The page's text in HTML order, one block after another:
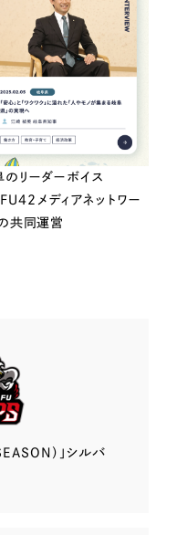
のリーダーボイス
メディアネットワー
の共同運営
）」 シルバ